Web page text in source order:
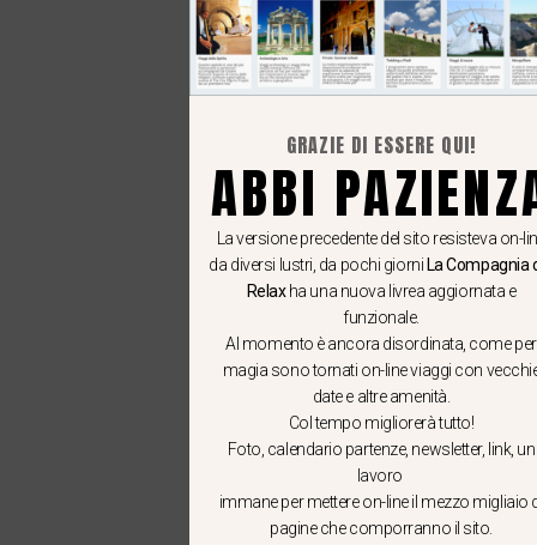
GRAZIE DI ESSERE QUI!
ABBI
La versione precedente del sito resisteva on-
da diversi lustri, da pochi giorni La Compagnia
Relaxha una nuova livrea aggiornata e
funzionale.
Al momento è ancora disordinata, come per
magia sono tornati on-line viaggi con
date e altre amenità.
Col tempo migliorerà tutto!
Foto, calendario partenze, newsletter, link, un
lavoro
immane per mettere on-line il mezzo migliaio
pagine che comporranno il sito.